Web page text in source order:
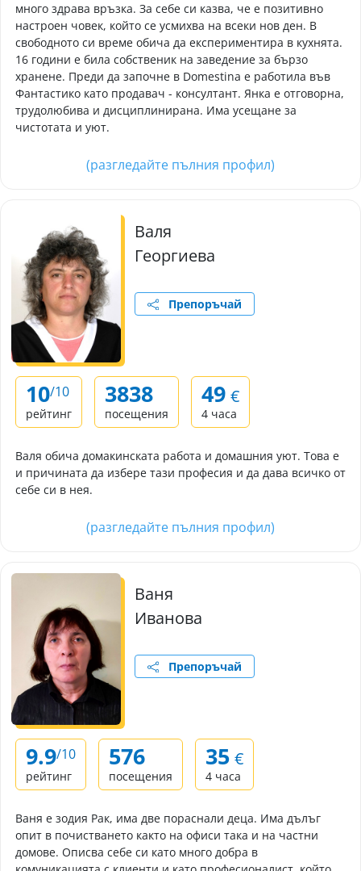
много здрава връзка. За себе си казва, че е позитивно
настроен човек, който се усмихва на всеки нов ден. В
свободното си време обича да експериментира в кухнята.
16 години е била собственик на заведение за бързо
хранене. Преди да започне в Domestina е работила във
Фантастико като продавач - консултант. Янка е отговорна,
трудолюбива и дисциплинирана. Има усещане за
чистотата и уют.
(разгледайте пълния профил)
Валя
Георгиева
Препоръчай
10/10
рейтинг
3838
посещения
49 €
4 часа
Валя обича домакинската работа и домашния уют. Това е
и причината да избере тази професия и да дава всичко от
себе си в нея.
(разгледайте пълния профил)
Ваня
Иванова
Препоръчай
9.9/10
рейтинг
576
посещения
35 €
4 часа
Ваня е зодия Рак, има две пораснали деца. Има дълъг
опит в почистването както на офиси така и на частни
домове. Описва себе си като много добра в